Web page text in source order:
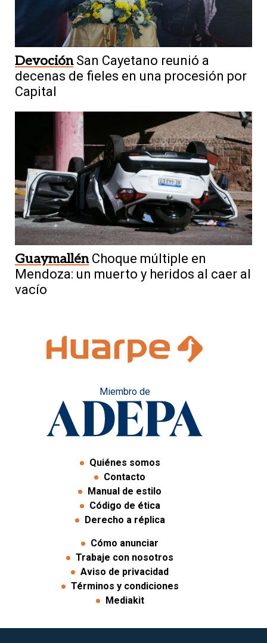
Devoción San Cayetano reunió a
decenas de fieles en una procesión por
Capital
Guaymallén Choque múltiple en
Mendoza: un muerto y heridos al caer al
vacío
Miembro de
Quiénes somos
Contacto
Manual de estilo
Código de ética
Derecho a réplica
Cómo anunciar
Trabaje con nosotros
Aviso de privacidad
Términos y condiciones
Mediakit